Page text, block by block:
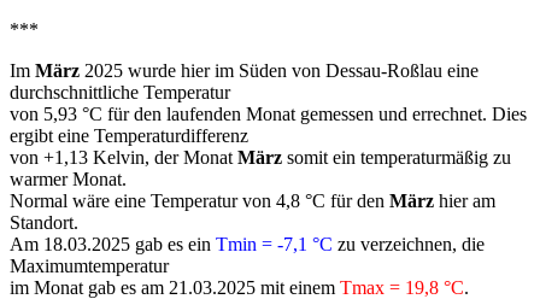
***
Im März 2025 wurde hier im Süden von Dessau-Roßlau eine
durchschnittliche Temperatur
von 5,93 °C für den laufenden Monat gemessen und errechnet. Dies
ergibt eine Temperaturdifferenz
von +1,13 Kelvin, der Monat März somit ein temperaturmäßig zu
warmer Monat.
Normal wäre eine Temperatur von 4,8 °C für den März hier am
Standort.
Am 18.03.2025 gab es ein Tmin = -7,1 °C zu verzeichnen, die
Maximumtemperatur
im Monat gab es am 21.03.2025 mit einem Tmax = 19,8 °C.